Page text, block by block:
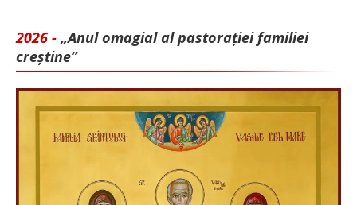
2026 - „Anul omagial al pastorației familiei
creștine”